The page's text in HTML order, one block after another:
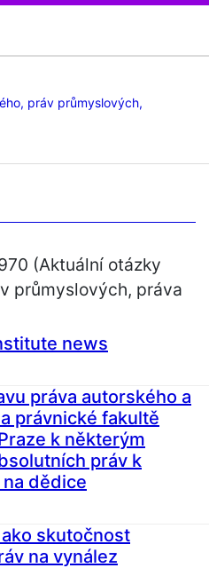
práv průmyslových,
(Aktuální otázky
průmyslových, práva
news
práva autorského a
právnické fakultě
k některým
práv k
dědice
skutočnost
na vynález